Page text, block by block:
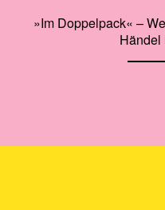
»Im Doppelpack« –
Händel